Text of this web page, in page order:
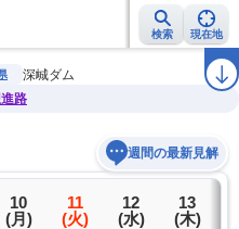
検索 現在地
警報・注意報 ラ
深城ダム
路
週間の最新見解
10
(月)
11
(火)
12
(水)
13
(木)